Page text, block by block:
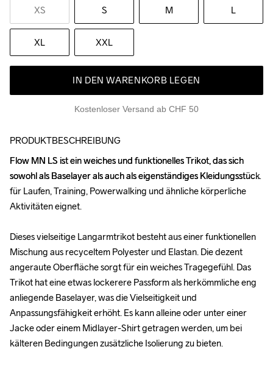
XS S M L
XL XXL
IN DEN WARENKORB LEGEN
Kostenloser Versand ab CHF 50
PRODUKTBESCHREIBUNG
Flow MN LS ist ein weiches und funktionelles Trikot, das sich
sowohl als Baselayer als auch als eigenständiges Kleidungsstück
für Laufen, Training, Powerwalking und ähnliche körperliche
Aktivitäten eignet.
Dieses vielseitige Langarmtrikot besteht aus einer funktionellen
Mischung aus recyceltem Polyester und Elastan. Die dezent
angeraute Oberfläche sorgt für ein weiches Tragegefühl. Das
Trikot hat eine etwas lockerere Passform als herkömmliche eng
anliegende Baselayer, was die Vielseitigkeit und
Anpassungsfähigkeit erhöht. Es kann alleine oder unter einer
Jacke oder einem Midlayer-Shirt getragen werden, um bei
kälteren Bedingungen zusätzliche Isolierung zu bieten.
Flow MN LS ist ein weiches und funktionelles Trikot, das sich
sowohl als Baselayer als auch als eigenständiges Kleidungsstück
für Laufen, Training, Powerwalking und ähnliche körperliche
Aktivitäten eignet.
Dieses vielseitige Langarmtrikot besteht aus einer funktionellen
Mischung aus recyceltem Polyester und Elastan. Die dezent
angeraute Oberfläche sorgt für ein weiches Tragegefühl. Das
Trikot hat eine etwas lockerere Passform als herkömmliche eng
anliegende Baselayer, was die Vielseitigkeit und
Anpassungsfähigkeit erhöht. Es kann alleine oder unter einer
Jacke oder einem Midlayer-Shirt getragen werden, um bei
kälteren Bedingungen zusätzliche Isolierung zu bieten.